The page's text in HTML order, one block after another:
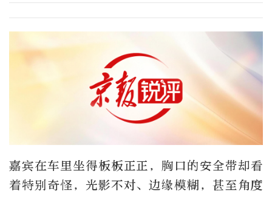
嘉宾在车里坐得板板正正，胸口的安全带却看
着特别奇怪，光影不对、边缘模糊，甚至角度